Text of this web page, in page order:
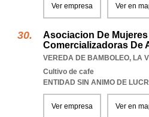
Ver empresa Ver en
Asociacion De
Comercializadoras De
VEREDA DE BAMBOLEO, LA
Cultivo de cafe
ENTIDAD SIN ANIMO DE
Ver empresa Ver en